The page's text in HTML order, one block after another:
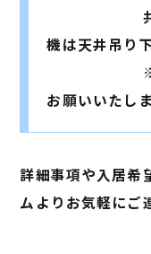
共用廊下
機は天井吊り
※工事費
お願いいたしま
詳細事項や入居希
ムよりお気軽にご